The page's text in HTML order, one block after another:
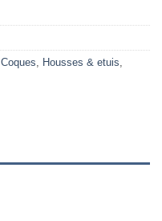
Coques, Housses & etuis,